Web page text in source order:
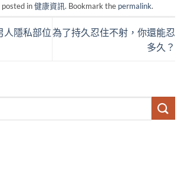
in健康資訊. Bookmark the permalink.
人隱私部位為了持久忍住不射，你還能忍
多久？